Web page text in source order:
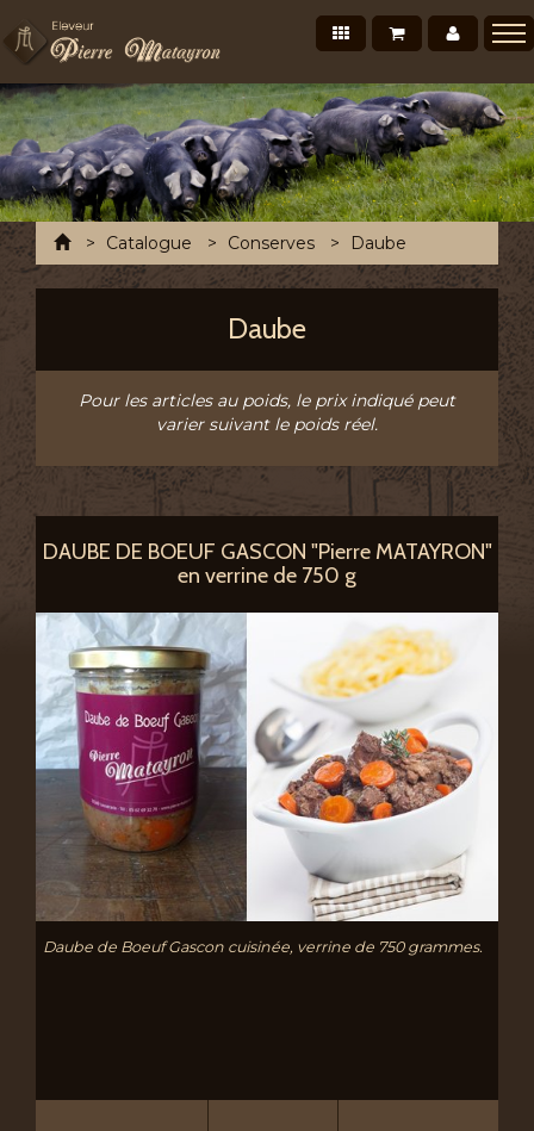
Mon
Mon panier
Nos produits
Présentation
Points de vente Professionnels
Recettes et conseils
Photos/Vidéos
Salons et évènements
Contact
A découvrir
AccueilCatalogue Conserves Daube
Daube
Pour les articles au poids, le prix indiqué peut
varier suivant le poids réel.
DAUBE DE BOEUF GASCON "Pierre MATAYRON"
en verrine de 750 g
Daube de Boeuf Gascon cuisinée, verrine de 750 grammes.